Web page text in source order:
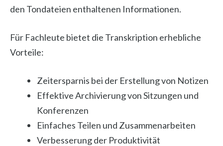
den Tondateien enthaltenen Informationen.
Für Fachleute bietet die Transkription erhebliche
Vorteile:
Zeitersparnis bei der Erstellung von Notizen
Effektive Archivierung von Sitzungen und
Konferenzen
Einfaches Teilen und Zusammenarbeiten
Verbesserung der Produktivität